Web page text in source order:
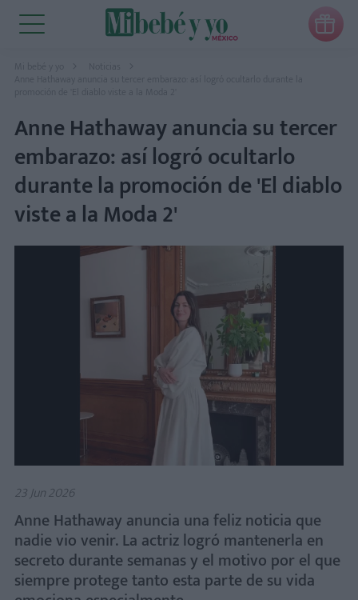

Mi bebé y yo
Noticias
Anne Hathaway anuncia su tercer embarazo: así logró ocultarlo durante la
promoción de 'El diablo viste a la Moda 2'
Anne Hathaway anuncia su tercer
embarazo: así logró ocultarlo
durante la promoción de 'El diablo
viste a la Moda 2'
23 Jun 2026
Anne Hathaway anuncia una feliz noticia que
nadie vio venir. La actriz logró mantenerla en
secreto durante semanas y el motivo por el que
siempre protege tanto esta parte de su vida